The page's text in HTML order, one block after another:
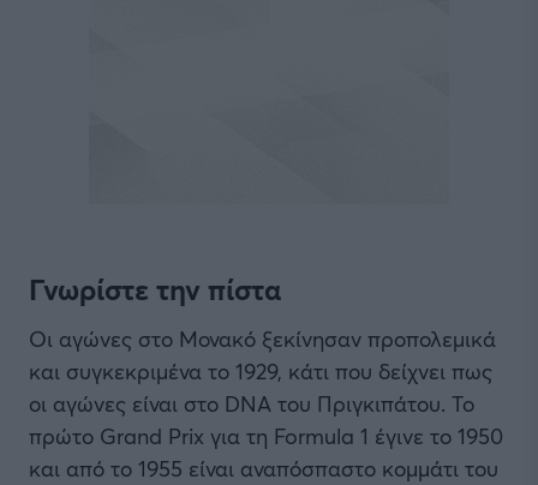
Γνωρίστε την πίστα
Οι αγώνες στο Μονακό ξεκίνησαν προπολεμικά
και συγκεκριμένα το 1929, κάτι που δείχνει πως
οι αγώνες είναι στο DNA του Πριγκιπάτου. Το
πρώτο Grand Prix για τη Formula 1 έγινε το 1950
και από το 1955 είναι αναπόσπαστο κομμάτι του